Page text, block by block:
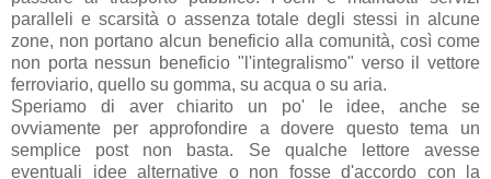
paralleli e scarsità o assenza totale degli stessi in alcune
zone, non portano alcun beneficio alla comunità, così come
non porta nessun beneficio "l'integralismo" verso il vettore
ferroviario, quello su gomma, su acqua o su aria.
Speriamo di aver chiarito un po' le idee, anche se
ovviamente per approfondire a dovere questo tema un
semplice post non basta. Se qualche lettore avesse
eventuali idee alternative o non fosse d'accordo con la